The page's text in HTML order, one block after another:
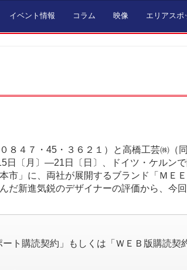
イベント情報 コラム 映像 エリアスポ
４７・45・３６２１）と高橋工芸㈱（
日〔月〕―21日〔日〕、ドイツ・ケルン
市」に、両社が展開するブランド「ＭＥ
だ新進気鋭のデザイナーの評価から、今
ト購読契約」もしくは「ＷＥＢ版購読契